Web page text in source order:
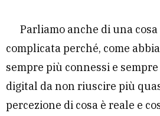
Parliamo anche di una
complicata perché, come
sempre più connessi e
digital da non riuscire più
percezione di cosa è reale e